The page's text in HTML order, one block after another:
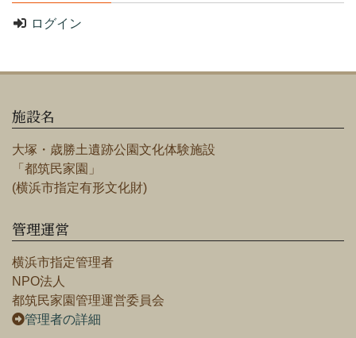
ログイン
施設名
大塚・歳勝土遺跡公園文化体験施設
「都筑民家園」
(横浜市指定有形文化財)
管理運営
横浜市指定管理者
NPO法人
都筑民家園管理運営委員会
管理者の詳細